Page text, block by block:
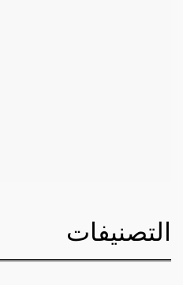
التصنيفات